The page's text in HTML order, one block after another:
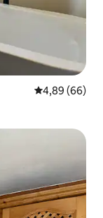
Évaluation
4,89 (66)